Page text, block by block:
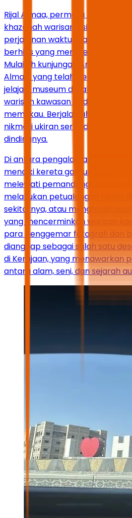
Rijal Almaa, permata Arab Saudi
khazanah warisan Asir,
perjalanan waktu di antara
berhias yang membentang di
Mulailah kunjungan Anda di desa
Almaa, yang telah berdiri lebih
jelajahi museum di dalamnya
warisan kawasan ini dalam
memukau. Berjalanlah di
nikmati ukiran serta dekorasi
dindingnya.
Di antara pengalaman yang tak
menaiki kereta gantung dari Al-
melewati pemandangan alam
melakukan petualangan hiking di
sekitarnya, atau menghadiri
yang mencerminkan warisan
para penggemar fotografi dan
dianggap sebagai salah satu
di Kerajaan, yang menawarkan
antara alam, seni, dan sejarah